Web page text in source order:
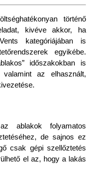
történő
kivéve akkor, ha
kategóriájában is
egyikébe.
időszakokban is
valamint az elhasznált,
ablakok folyamatos
de sajnos ez
csak gépi szellőztetés
el az, hogy a lakás